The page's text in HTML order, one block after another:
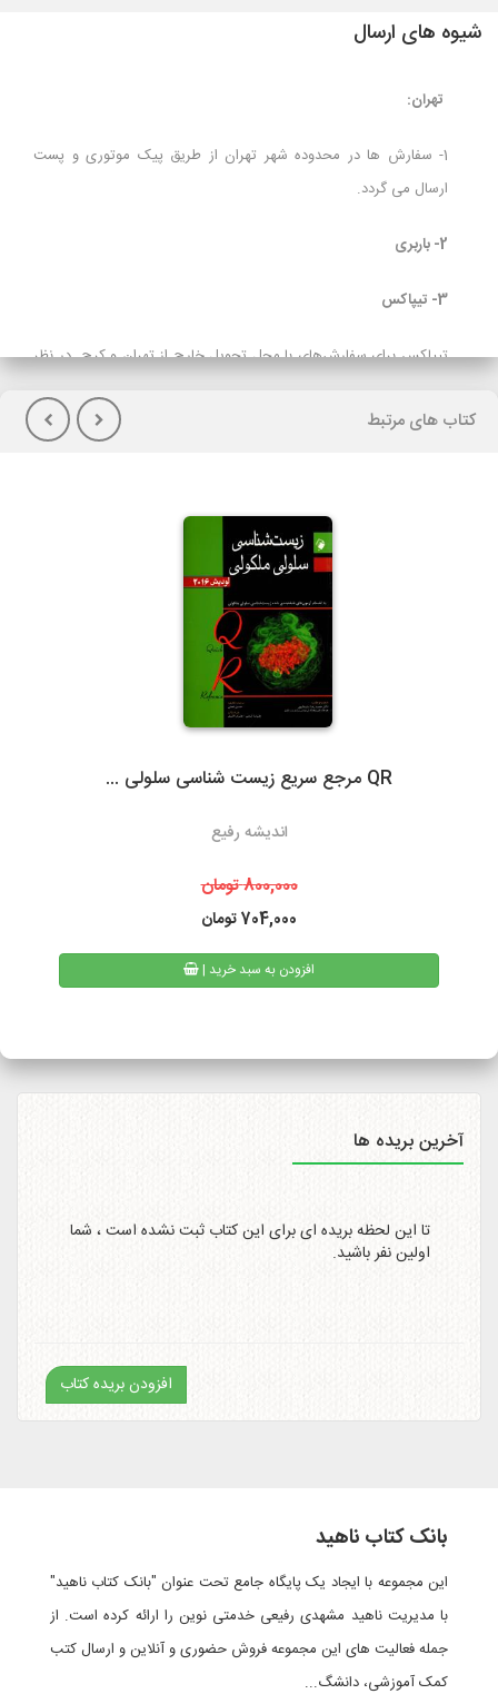
شیوه های ارسال
تهران:
1- سفارش ها در محدوده شهر تهران از طریق پیک موتوری و پست
ارسال می گردد.
2- باربری
3- تیپاکس
تیپاکس برای سفارش‌های با محل تحویل خارج از تهران و کرج در نظر
هنگام تحویل کالا(پس کرایه) دارند توصیه می شود.
گیلان)نسبت به سایر روشهای ارسال سریعتر می باشد. در صورت انتخاب
ارسال با پست تیپاکس، هزینه حمل به عهده مشتری خواهد بود.
سرویس‌دهی تیپاکس در بیش از 80 شهر که تک مسیره هستند به طور
معمول 24 ساعته است. شهرهایی که دومسیره یا راه دور هستند، معمولاً
در پست پیشتاز زمان تحویل، بسته به دوری یا نزدیکی شهر مقصد از
های خاص و روزهای پایانی سال به دلیل ترافیک سرویس های پستی
ممکن است کالا کمی با تاخیر به دست مشتریان محترم برسد.
همیچنین امکان پیگیری وضعیت سفارشات پست پیشتاز از طریق
رقمی میسر است.
کتاب های مرتبط
QR مرجع سریع زیست شناسی سلولی ...
اندیشه رفیع
800,000تومان
704,000تومان
| افزودن به سبد خرید
آخرین بریده ها
تا این لحظه بریده ای برای این کتاب ثبت نشده است ، شما
اولین نفر باشید.
افزودن بریده کتاب
بانک کتاب ناهید
این مجموعه با ایجاد یک پایگاه جامع تحت عنوان "بانک کتاب ناهید"
با مدیریت ناهید مشهدی رفیعی خدمتی نوین را ارائه کرده است. از
جمله فعالیت های این مجموعه فروش حضوری و آنلاین و ارسال کتب
کمک آموزشی، دانشگ...